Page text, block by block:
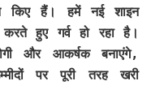
किए हैं। हमें नई शाइन
हुए गर्व हो रहा है।
और आकर्षक बनाएंगे,
पर पूरी तरह खरी